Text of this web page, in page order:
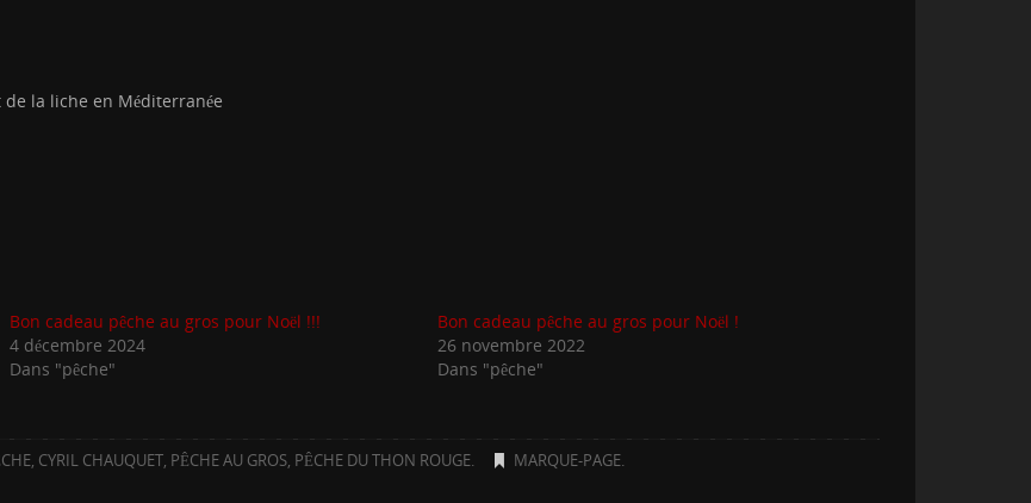
de la liche en Méditerranée
Bon cadeau pêche au gros pour Noël !!!
4 décembre 2024
Dans "pêche"
Bon cadeau pêche au gros pour Noël !
26 novembre 2022
Dans "pêche"
, CYRIL CHAUQUET, PÊCHE AU GROS, PÊCHE DU THON ROUGE. MARQUE-PAGE.